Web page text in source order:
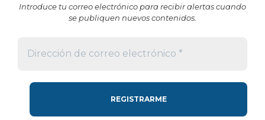
Introduce tu correo electrónico para recibir alertas cuando
se publiquen nuevos contenidos.